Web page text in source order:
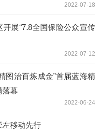
2022-07-18
开展“7.8全国保险公众宣传
2022-07-12
图治百炼成金”首届蓝海精
落幕
2022-06-24
左移动先行